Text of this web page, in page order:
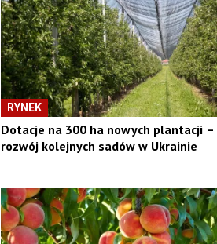
RYNEK
Dotacje na 300 ha nowych plantacji –
rozwój kolejnych sadów w Ukrainie